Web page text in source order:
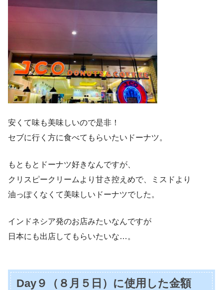
安くて味も美味しいので是非！
セブに行く方に食べてもらいたいドーナツ。
もともとドーナツ好きなんですが、
クリスピークリームより甘さ控えめで、ミスドより
油っぽくなくて美味しいドーナツでした。
インドネシア発のお店みたいなんですが
日本にも出店してもらいたいな…。
Day９（８月５日）に使用した金額